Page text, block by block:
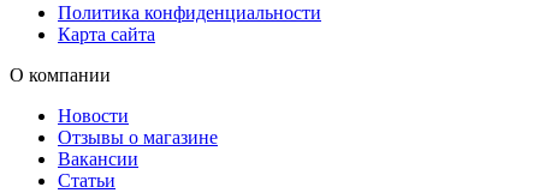
Политика конфиденциальности
Карта сайта
О компании
Новости
Отзывы о магазине
Вакансии
Статьи